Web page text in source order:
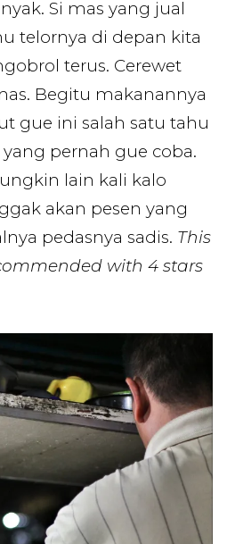
Si mas yang jual
telornya di depan kita
terus. Cerewet
Begitu makanannya
gue ini salah satu tahu
pernah gue coba.
lain kali kalo
akan pesen yang
pedasnya sadis. This
with 4 stars